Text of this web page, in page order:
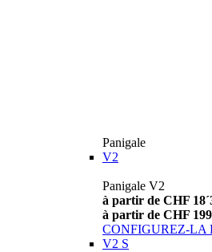
Panigale
V2
Panigale V2
à partir de CHF
à partir de CHF
CONFIGUREZ-LA
V2 S